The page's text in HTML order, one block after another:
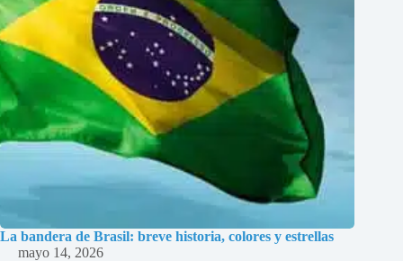
La bandera de Brasil: breve historia, colores y estrellas
mayo 14, 2026